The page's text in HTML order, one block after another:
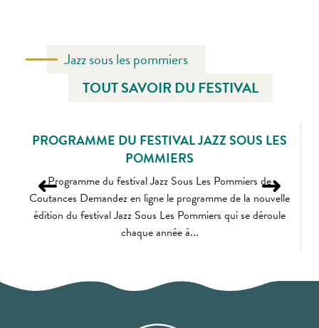
Jazz sous les pommiers
TOUT SAVOIR DU FESTIVAL
PROGRAMME DU FESTIVAL JAZZ SOUS LES
POMMIERS
Programme du festival Jazz Sous Les Pommiers de
Coutances Demandez en ligne le programme de la nouvelle
édition du festival Jazz Sous Les Pommiers qui se déroule
chaque année à...